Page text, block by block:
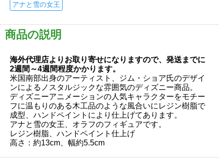
アナと雪の女王
商品の説明
海外代理店よりお取り寄せになりますので、発送までに
2週間～4週間程度かかります。
米国南部出身のアーティスト、ジム・ショア氏のデザイ
ンによるノスタルジックな雰囲気のディズニー商品。
ディズニーアニメーションの人気キャラクターをモチー
フに温もりのある木工品のような風合いにレジン樹脂で
成型、ハンドペイントにより仕上げてあります。
アナと雪の女王、オラフのフィギュアです。
レジン樹脂、ハンドペイント仕上げ
高さ：約13cm、幅約5.5cm